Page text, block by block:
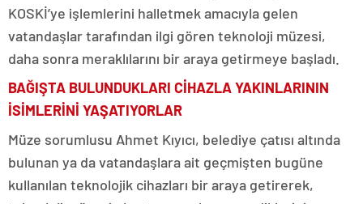
KOSKİ’ye işlemlerini halletmek amacıyla gelen
vatandaşlar tarafından ilgi gören teknoloji müzesi,
daha sonra meraklılarını bir araya getirmeye başladı.
BAĞIŞTA BULUNDUKLARI CİHAZLA YAKINLARININ
İSİMLERİNİ YAŞATIYORLAR
Müze sorumlusu Ahmet Kıyıcı, belediye çatısı altında
bulunan ya da vatandaşlara ait geçmişten bugüne
kullanılan teknolojik cihazları bir araya getirerek,